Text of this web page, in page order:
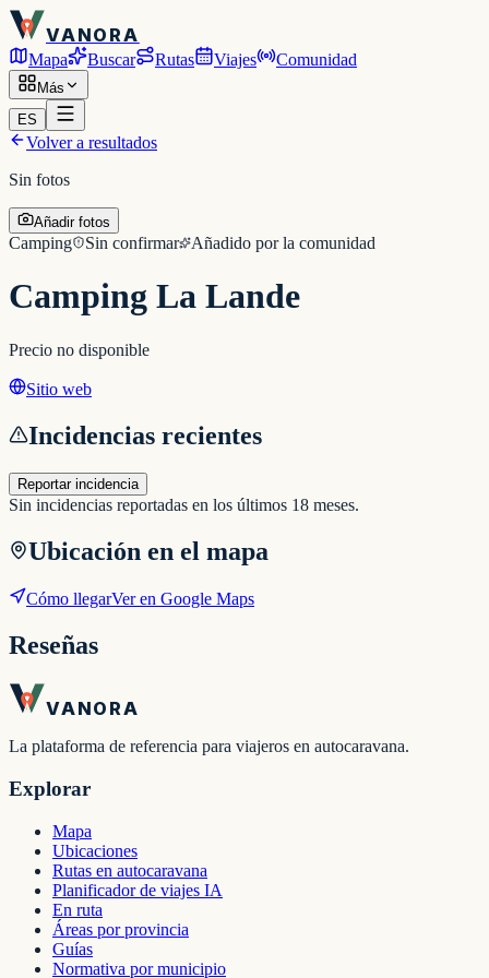
VANORA
Mapa Buscar Rutas Viajes Comunidad
Más
ES
Volver a resultados
Sin fotos
Añadir fotos
Camping Sin confirmar Añadido por la comunidad
Camping La Lande
Precio no disponible
Sitio web
Incidencias recientes
Reportar incidencia
Sin incidencias reportadas en los últimos 18 meses.
Ubicación en el mapa
Cómo llegarVer en Google Maps
Reseñas
VANORA
La plataforma de referencia para viajeros en autocaravana.
Explorar
Mapa
Ubicaciones
Rutas en autocaravana
Planificador de viajes IA
En ruta
Áreas por provincia
Guías
Normativa por municipio